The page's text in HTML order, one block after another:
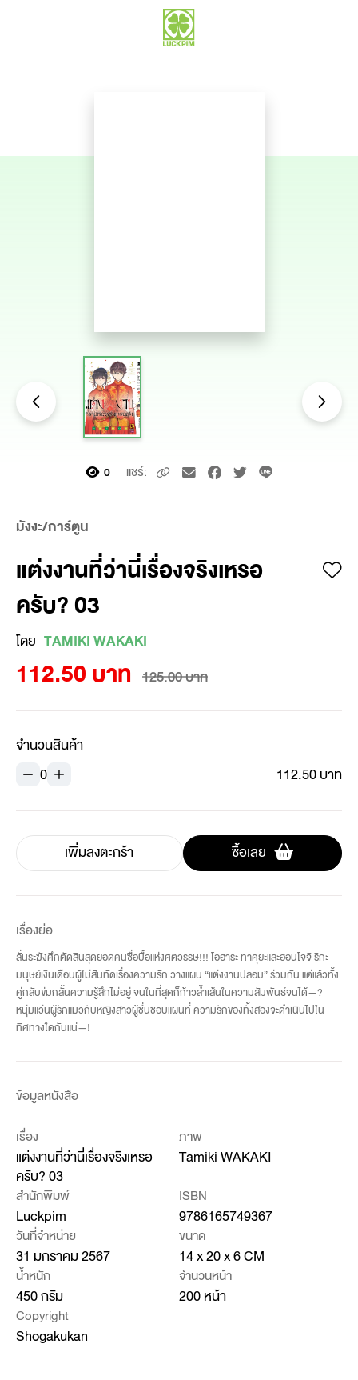
0 แชร์:
มังงะ/การ์ตูน
แต่งงานที่ว่านี่เรื่องจริงเหรอ
ครับ? 03
โดย TAMIKI WAKAKI
112.50 บาท 125.00 บาท
จำนวนสินค้า
0
112.50 บาท
เพิ่มลงตะกร้า ซื้อเลย
เรื่องย่อ
ลั่นระฆังศึกตัดสินสุดยอดคนซื่อบื้อแห่งศตวรรษ!!! โอฮาระ ทาคุยะและฮอนโจจิ ริกะ
มนุษย์เงินเดือนผู้ไม่สันทัดเรื่องความรัก วางแผน “แต่งงานปลอม” ร่วมกัน แต่แล้วทั้ง
คู่กลับข่มกลั้นความรู้สึกไม่อยู่ จนในที่สุดก็ก้าวล้ำเส้นในความสัมพันธ์จนได้—?
หนุ่มแว่นผู้รักแมวกับหญิงสาวผู้ชื่นชอบแผนที่ ความรักของทั้งสองจะดำเนินไปใน
ทิศทางใดกันแน่—!
ข้อมูลหนังสือ
เรื่อง
แต่งงานที่ว่านี่เรื่องจริงเหรอ
ครับ? 03
ภาพ
Tamiki WAKAKI
สำนักพิมพ์
Luckpim
ISBN
9786165749367
วันที่จำหน่าย
31 มกราคม 2567
ขนาด
14 x 20 x 6 CM
น้ำหนัก
450 กรัม
จำนวนหน้า
200 หน้า
Copyright
Shogakukan